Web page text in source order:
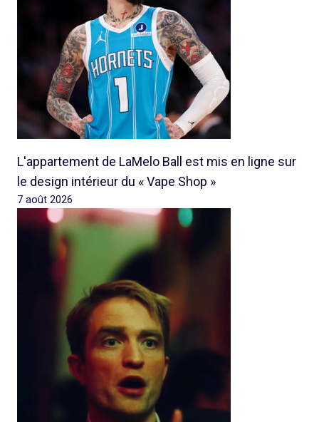
L'appartement de LaMelo Ball est mis en ligne sur
le design intérieur du « Vape Shop »
7 août 2026